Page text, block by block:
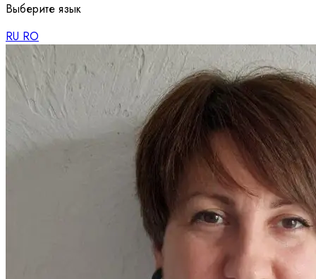
Выберите язык
RU RO